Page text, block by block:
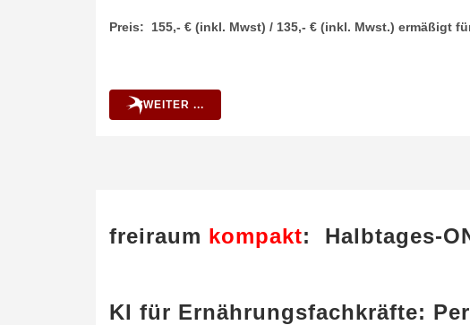
Preis: 155,- € (inkl. Mwst) / 135,- € (inkl. Mwst.) ermäßigt
WEITER ...
freiraum kompakt: Halbtages-
KI für Ernährungsfachkräfte: